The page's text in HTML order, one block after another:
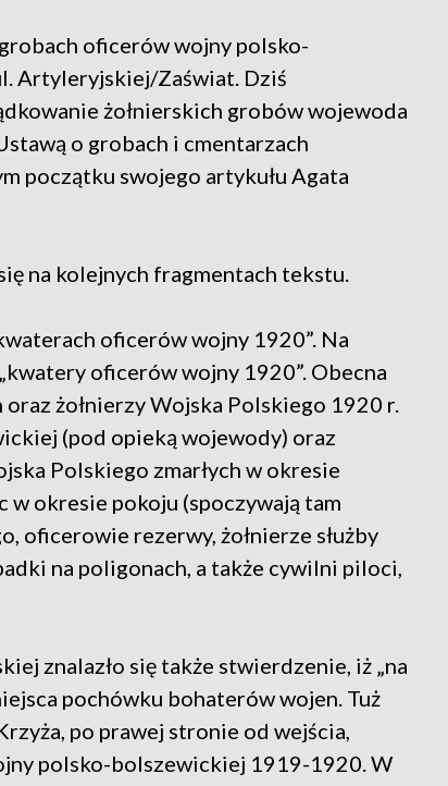
oficerów wojny polsko-
Artyleryjskiej/Zaświat. Dziś
żołnierskich grobów wojewoda
o grobach i cmentarzach
początku swojego artykułu Agata
na kolejnych fragmentach tekstu.
oficerów wojny 1920”. Na
oficerów wojny 1920”. Obecna
żołnierzy Wojska Polskiego 1920 r.
(pod opieką wojewody) oraz
Polskiego zmarłych w okresie
okresie pokoju (spoczywają tam
oficerowie rezerwy, żołnierze służby
na poligonach, a także cywilni piloci,
znalazło się także stwierdzenie, iż „na
pochówku bohaterów wojen. Tuż
po prawej stronie od wejścia,
polsko-bolszewickiej 1919-1920. W